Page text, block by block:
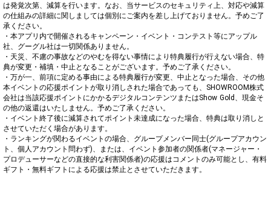
は発覚次第、減算を行います。なお、当サービスのセキュリティ上、対応や減算
の仕組みの詳細に関しましては個別にご案内を差し上げておりません。予めご了
承ください。
・本アプリ内で開催されるキャンペーン・イベント・コンテスト等にアップル
社、グーグル社は一切関係ありません。
・天災、不慮の事故などのやむを得ない事情により特典履行が行えない場合、特
典が変更・補填・中止となることがございます。予めご了承ください。
・万が一、前項に定める事由による特典履行が変更、中止となった場合、その他
本イベントの応援ポイントが取り消しされた場合であっても、SHOWROOM株式
会社は当該応援ポイントにかかるデジタルコンテンツまたはShow Gold、現金そ
の他の返還はいたしません。予めご了承ください。
・イベント終了後に減算されてポイント未達成になった場合、特典は取り消しと
させていただく場合があります。
・ランキングが関わるイベントの場合、グループメンバー同士(グループアカウン
ト、個人アカウント問わず)、または、イベント参加者の関係者(マネージャー・
プロデューサーなどの直接的な利害関係者)の応援はコメントのみ可能とし、有料
ギフト・無料ギフトによる応援は禁止とさせていただきます。